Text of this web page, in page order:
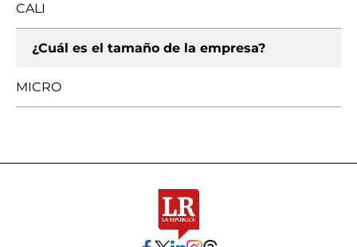
CALI
¿Cuál es el tamaño de la empresa?
MICRO